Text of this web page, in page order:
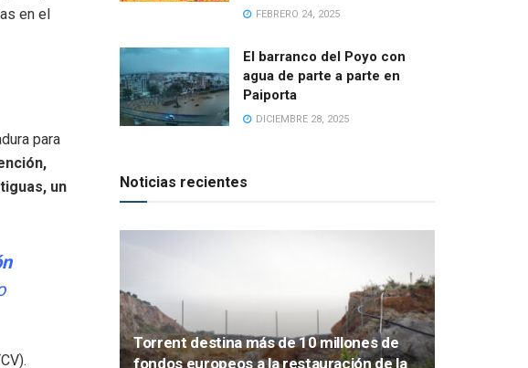
en el
para
un
FEBRERO 24, 2025
El barranco del Poyo con
agua de parte a parte en
Paiporta
DICIEMBRE 28, 2025
Noticias recientes
Torrent destina más de 10 millones de
fondos europeos a la restauración de la